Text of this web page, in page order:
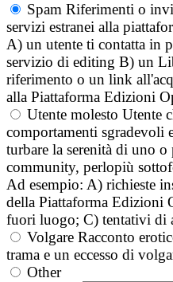
Spam Riferimenti o
servizi estranei alla
A) un utente ti contatta in
servizio di editing B) un
riferimento o un link
alla Piattaforma Edizioni
Utente molesto Utente
comportamenti sgradevoli
turbare la serenità di uno
community, perlopiù
Ad esempio: A) richieste
della Piattaforma Edizioni
fuori luogo; C) tentativi di
Volgare Racconto
trama e un eccesso di
Other